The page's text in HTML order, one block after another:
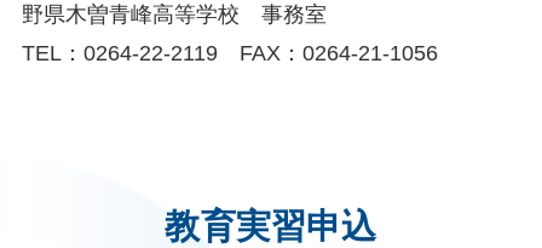
野県木曽青峰高等学校 事務室
TEL：0264-22-2119 FAX：0264-21-1056
教育実習申込